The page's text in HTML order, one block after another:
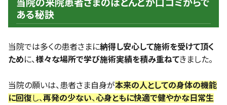
当院の来院患者さまのほとんどが口コミからで
ある秘訣
当院では多くの患者さまに納得し安心して施術を受けて頂く
ために、様々な場所で学び施術実績を積み重ねてきました。
当院の願いは、患者さま自身が本来の人としての身体の機能
に回復し、再発の少ない、心身ともに快適で健やかな日常生